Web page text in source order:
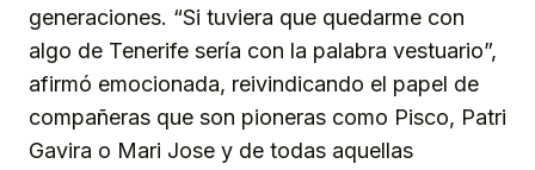
generaciones. “Si tuviera que quedarme con
algo de Tenerife sería con la palabra vestuario”,
afirmó emocionada, reivindicando el papel de
compañeras que son pioneras como Pisco, Patri
Gavira o Mari Jose y de todas aquellas